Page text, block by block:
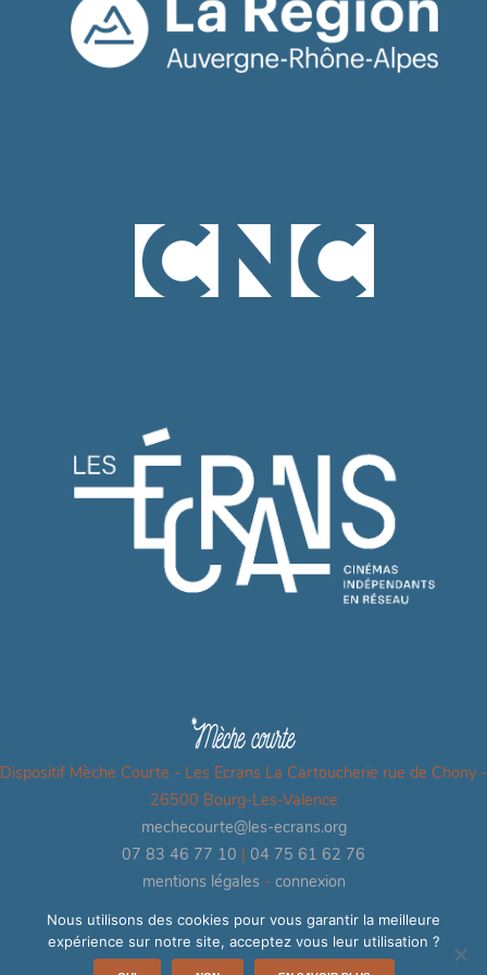
Dispositif Mèche Courte - Les Ecrans La Cartoucherie rue de Chony -
26500 Bourg-Les-Valence
mechecourte@les-ecrans.org
07 83 46 77 10
04 75 61 62 76
mentions légales - connexion
Nous utilisons des cookies pour vous garantir la meilleure
expérience sur notre site, acceptez vous leur utilisation ?